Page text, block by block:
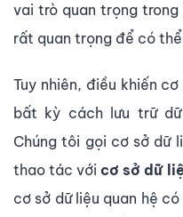
vai trò quan trọng
rất quan trọng để có
Tuy nhiên, điều khiến
bất kỳ cách lưu trữ
Chúng tôi gọi cơ sở dữ
thao tác vớicơ sở dữ
cơ sở dữ liệu quan hệ